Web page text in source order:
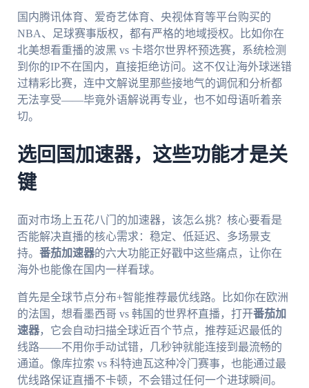
国内腾讯体育、爱奇艺体育、央视体育等平台购买的
NBA、足球赛事版权，都有严格的地域授权。比如你在
北美想看重播的波黑 vs 卡塔尔世界杯预选赛，系统检测
到你的IP不在国内，直接拒绝访问。这不仅让海外球迷错
过精彩比赛，连中文解说里那些接地气的调侃和分析都
无法享受——毕竟外语解说再专业，也不如母语听着亲
切。
选回国加速器，这些功能才是关
键
面对市场上五花八门的加速器，该怎么挑？核心要看是
否能解决直播的核心需求：稳定、低延迟、多场景支
持。 番茄加速器的六大功能正好戳中这些痛点，让你在
海外也能像在国内一样看球。
首先是全球节点分布+智能推荐最优线路。比如你在欧洲
的法国，想看墨西哥 vs 韩国的世界杯直播，打开番茄加
速器，它会自动扫描全球近百个节点，推荐延迟最低的
线路——不用你手动试错，几秒钟就能连接到最流畅的
通道。像库拉索 vs 科特迪瓦这种冷门赛事，也能通过最
优线路保证直播不卡顿，不会错过任何一个进球瞬间。